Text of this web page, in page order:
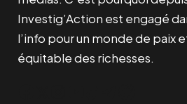
Investig’Action est engagé
l’info pour un monde de paix
équitable des richesses.